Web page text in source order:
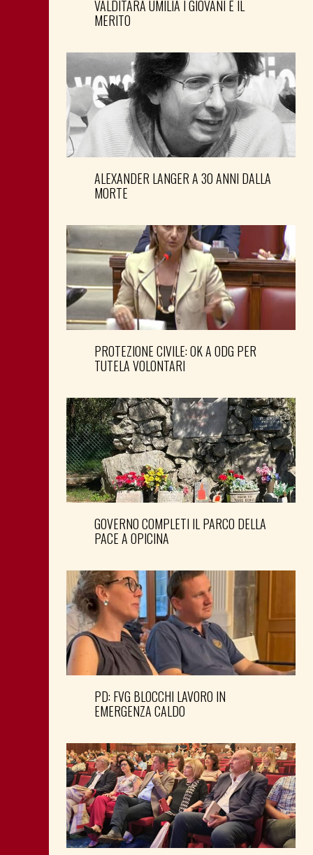
VALDITARA UMILIA I GIOVANI E IL
MERITO
ALEXANDER LANGER A 30 ANNI DALLA
MORTE
PROTEZIONE CIVILE: OK A ODG PER
TUTELA VOLONTARI
GOVERNO COMPLETI IL PARCO DELLA
PACE A OPICINA
PD: FVG BLOCCHI LAVORO IN
EMERGENZA CALDO